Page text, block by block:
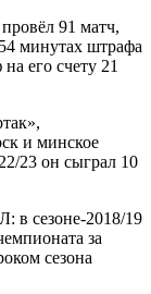
91 матч,
минутах штрафа
его счету 21
и минское
23 он сыграл 10
в сезоне-2018/19
за
сезона